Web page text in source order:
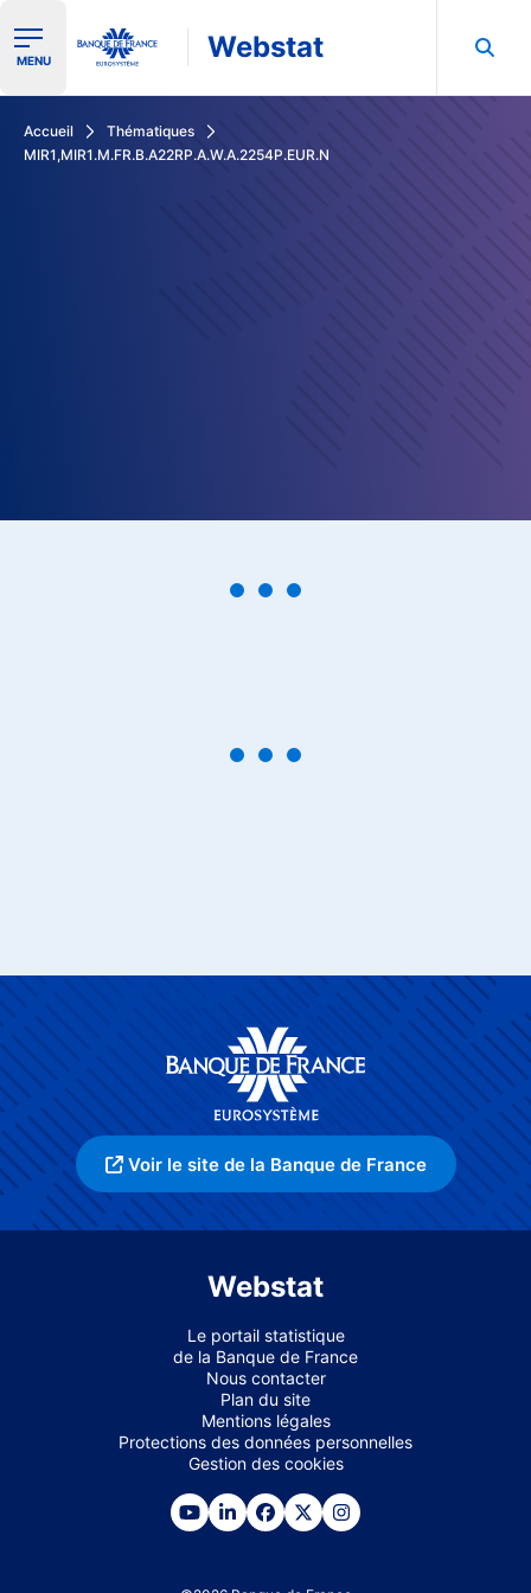
Ouvrir le menu de navigation
MENU Webstat
Accueil
Thématiques
MIR1,MIR1.M.FR.B.A22RP.A.W.A.2254P.EUR.N
Voir le site de la Banque de France
Webstat
Le portail statistique
de la Banque de France
Nous contacter
Plan du site
Mentions légales
Protections des données personnelles
Gestion des cookies